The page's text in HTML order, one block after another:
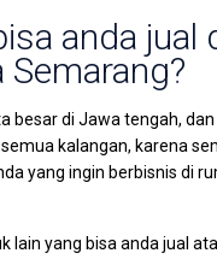
anda jual
besar di Jawa tengah,
kalangan, karena
yang ingin berbisnis di
lain yang bisa anda jual